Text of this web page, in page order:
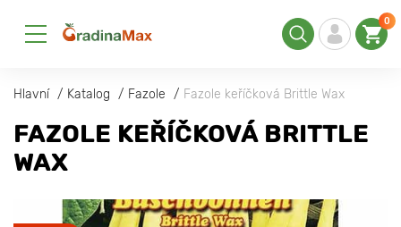
0
Hlavní Katalog Fazole Fazole keříčková Brittle Wax
FAZOLE KEŘÍČKOVÁ BRITTLE
WAX